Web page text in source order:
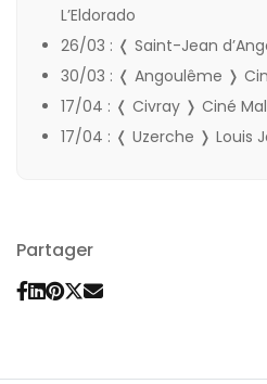
L’Eldorado
26/03 : ❬ Saint-Jean
30/03 : ❬ Angoulême ❭
17/04 : ❬ Civray ❭ Ciné
17/04 : ❬ Uzerche ❭ Louis
Partager